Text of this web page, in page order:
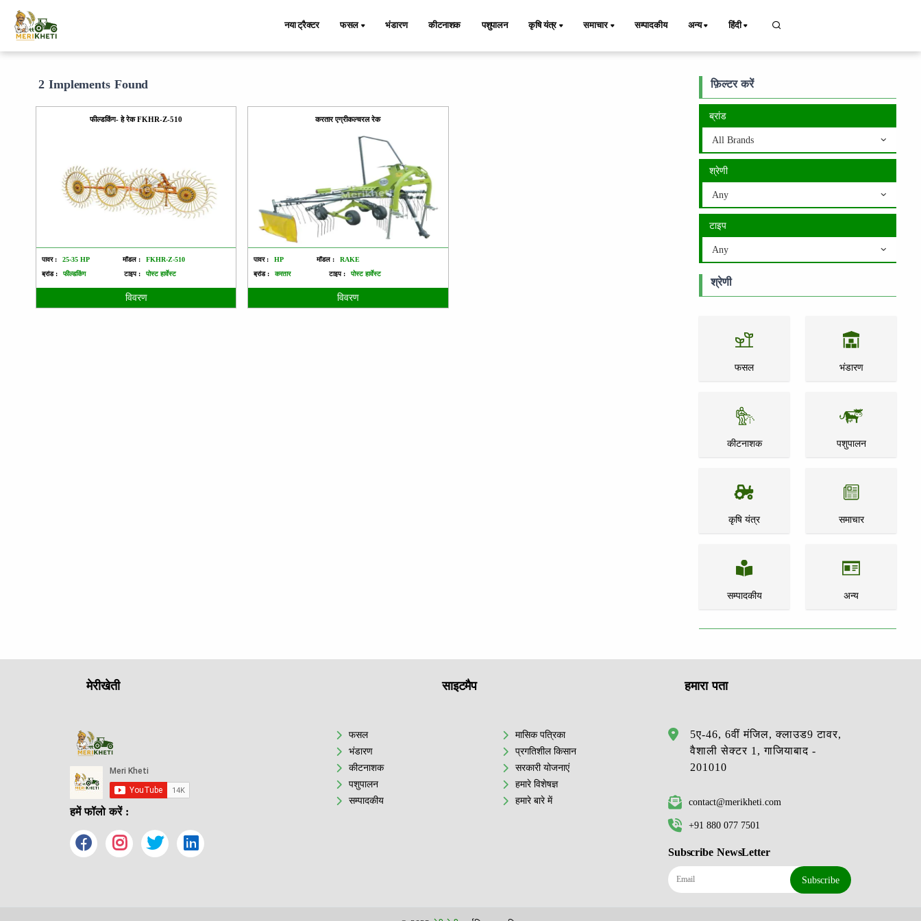
नया ट्रैक्टर फसल भंडारण कीटनाशक पशुपालन कृषि यंत्र समाचार सम्पादकीय अन्य हिंदी
2 Implements Found
फील्डकिंग- हे रेक FKHR-Z-510
पावर : 25-35 HP मॉडल :
FKHR-Z-510
ब्रांड :
फील्डकिंग टाइप : पोस्ट हार्वेस्ट
विवरण
करतार एग्रीकल्चरल रेक
पावर : HP मॉडल :
RAKE
ब्रांड :
करतार टाइप : पोस्ट हार्वेस्ट
विवरण
फ़िल्टर करें
ब्रांड
All Brands
श्रेणी
Any
टाइप
Any
श्रेणी
फसल भंडारण
कीटनाशक पशुपालन
कृषि यंत्र समाचार
सम्पादकीय अन्य
मेरीखेती
हमें फॉलो करें :
साइटमैप
फसल
भंडारण
कीटनाशक
पशुपालन
सम्पादकीय
मासिक पत्रिका
प्रगतिशील किसान
सरकारी योजनाएं
हमारे विशेषज्ञ
हमारे बारे में
हमारा पता
5ए-46, 6वीं मंजिल, क्लाउड9 टावर,
वैशाली सेक्टर 1, गाजियाबाद -
201010
contact@merikheti.com
+91 880 077 7501
Subscribe NewsLetter
Subscribe